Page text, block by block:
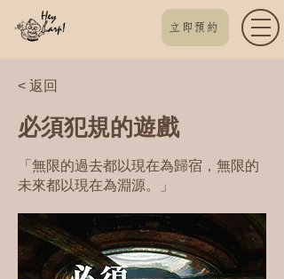
立即預約
< 返回
必須犯規的遊戲
「無限的過去都以現在為歸宿，無限的
未來都以現在為淵源。」